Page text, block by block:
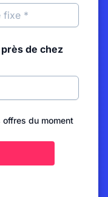
de chez
du moment